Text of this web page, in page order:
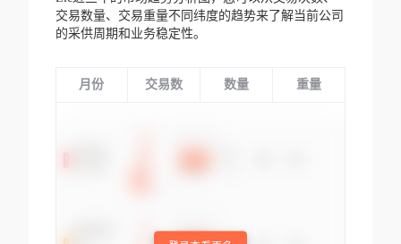
交易数量、交易重量不同纬度的趋势来了解当前公司
的采供周期和业务稳定性。
月份 交易数 数量 重量